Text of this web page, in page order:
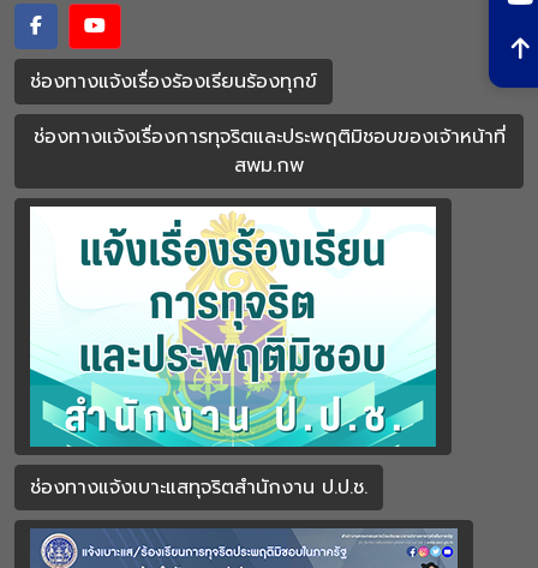
ช่องทางแจ้งเรื่องร้องเรียนร้องทุกข์
ช่องทางแจ้งเรื่องการทุจริตและประพฤติมิชอบของเจ้าหน้าที่
สพม.กพ
ช่องทางแจ้งเบาะแสทุจริตสำนักงาน ป.ป.ช.